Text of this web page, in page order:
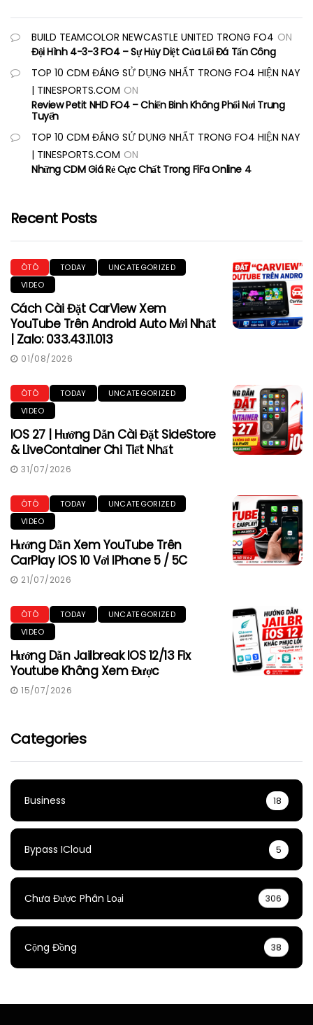
BUILD TEAMCOLOR NEWCASTLE UNITED TRONG FO4 ON
Đội Hình 4-3-3 FO4 – Sự Hủy Diệt Của Lối Đá Tấn Công
TOP 10 CDM ĐÁNG SỬ DỤNG NHẤT TRONG FO4 HIỆN NAY
| TINESPORTS.COM ON
Review Petit NHD FO4 – Chiến Binh Không Phổi Nơi Trung
Tuyến
TOP 10 CDM ĐÁNG SỬ DỤNG NHẤT TRONG FO4 HIỆN NAY
| TINESPORTS.COM ON
Những CDM Giá Rẻ Cực Chất Trong FiFa Online 4
Recent Posts
ÔTÔ TODAY
UNCATEGORIZED
VIDEO
Cách Cài Đặt CarView Xem
YouTube Trên Android Auto Mới Nhất
| Zalo: 033.43.11.013
01/08/2026
ÔTÔ TODAY
UNCATEGORIZED
VIDEO
IOS 27 | Hướng Dẫn Cài Đặt SideStore
& LiveContainer Chi Tiết Nhất
31/07/2026
ÔTÔ TODAY
UNCATEGORIZED
VIDEO
Hướng Dẫn Xem YouTube Trên
CarPlay IOS 10 Với IPhone 5 / 5C
21/07/2026
ÔTÔ TODAY
UNCATEGORIZED
VIDEO
Hướng Dẫn Jailbreak IOS 12/13 Fix
Youtube Không Xem Được
15/07/2026
Categories
Business 18
Bypass ICloud 5
Chưa Được Phân Loại 306
Cộng Đồng 38